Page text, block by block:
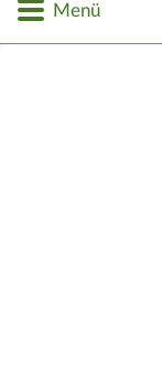
Menü